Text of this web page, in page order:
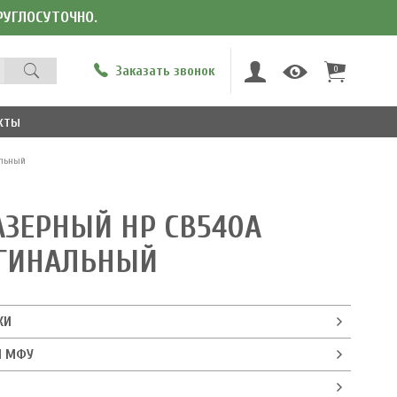
Заказать звонок 0
HP CB540A
МФУ